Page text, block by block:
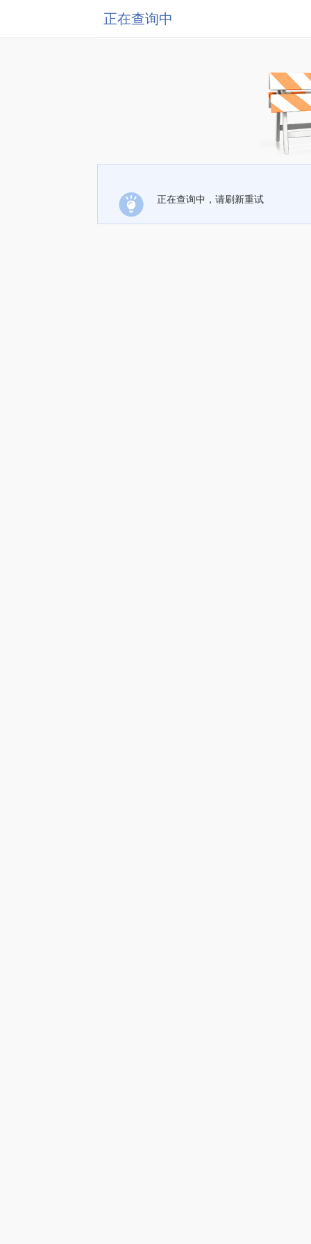
正在查询中
正在查询中，请刷新重试